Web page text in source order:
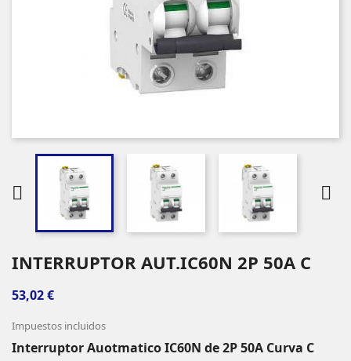
 
INTERRUPTOR AUT.IC60N 2P 50A C
53,02 €
Impuestos incluidos
Interruptor Auotmatico IC60N de 2P 50A Curva C